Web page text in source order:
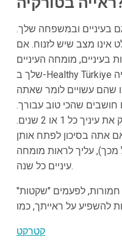
בעיניים ובמשפחה שלך.
אינו מצב שיש לזנוח. אם
ואין לך בעיות בעיניים, מומחה העיניים
שלך ב-Healthy Türkiye עשוי להמליץ על בדיקת ראייה
שהם עשויים לומר שאתה
שהכי טוב עבורך.
אם אתה בן 40 ומעלה, עליך לבדוק את עיניך כל 1 או 2 שנים.
אתה בסיכון לפתח אותן
עליך לראות מומחה
עיניים כל שנה.
חמורות, לפעמים "שקטות"
קטרקט